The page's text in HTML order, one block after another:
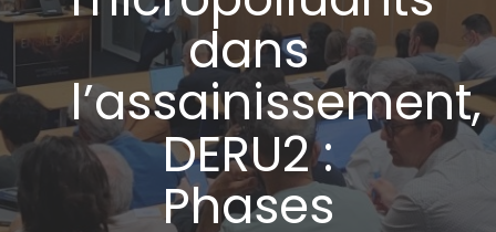
dans
l’assainissement,
DERU2 :
Phases